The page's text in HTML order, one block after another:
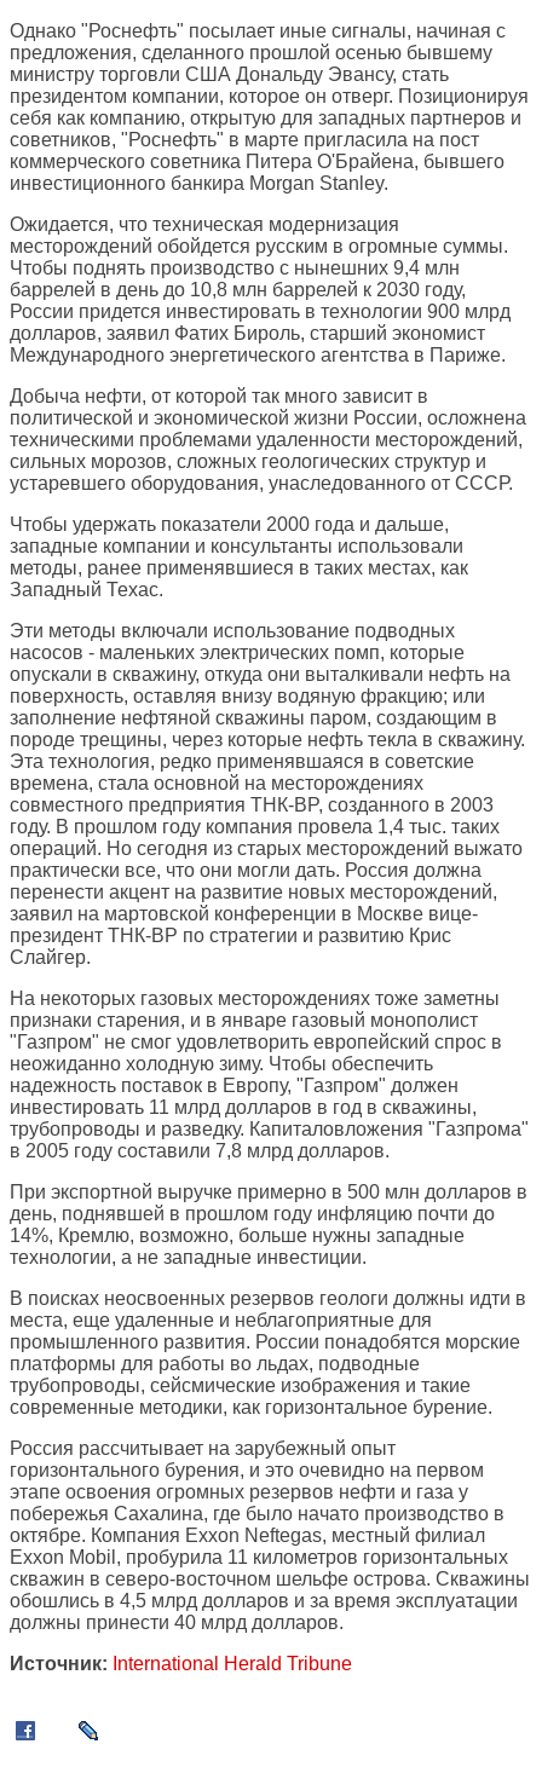
Однако "Роснефть" посылает иные сигналы, начиная с
предложения, сделанного прошлой осенью бывшему
министру торговли США Дональду Эвансу, стать
президентом компании, которое он отверг. Позиционируя
себя как компанию, открытую для западных партнеров и
советников, "Роснефть" в марте пригласила на пост
коммерческого советника Питера О'Брайена, бывшего
инвестиционного банкира Morgan Stanley.
Ожидается, что техническая модернизация
месторождений обойдется русским в огромные суммы.
Чтобы поднять производство с нынешних 9,4 млн
баррелей в день до 10,8 млн баррелей к 2030 году,
России придется инвестировать в технологии 900 млрд
долларов, заявил Фатих Бироль, старший экономист
Международного энергетического агентства в Париже.
Добыча нефти, от которой так много зависит в
политической и экономической жизни России, осложнена
техническими проблемами удаленности месторождений,
сильных морозов, сложных геологических структур и
устаревшего оборудования, унаследованного от СССР.
Чтобы удержать показатели 2000 года и дальше,
западные компании и консультанты использовали
методы, ранее применявшиеся в таких местах, как
Западный Техас.
Эти методы включали использование подводных
насосов - маленьких электрических помп, которые
опускали в скважину, откуда они выталкивали нефть на
поверхность, оставляя внизу водяную фракцию; или
заполнение нефтяной скважины паром, создающим в
породе трещины, через которые нефть текла в скважину.
Эта технология, редко применявшаяся в советские
времена, стала основной на месторождениях
совместного предприятия ТНК-BP, созданного в 2003
году. В прошлом году компания провела 1,4 тыс. таких
операций. Но сегодня из старых месторождений выжато
практически все, что они могли дать. Россия должна
перенести акцент на развитие новых месторождений,
заявил на мартовской конференции в Москве вице-
президент ТНК-BP по стратегии и развитию Крис
Слайгер.
На некоторых газовых месторождениях тоже заметны
признаки старения, и в январе газовый монополист
"Газпром" не смог удовлетворить европейский спрос в
неожиданно холодную зиму. Чтобы обеспечить
надежность поставок в Европу, "Газпром" должен
инвестировать 11 млрд долларов в год в скважины,
трубопроводы и разведку. Капиталовложения "Газпрома"
в 2005 году составили 7,8 млрд долларов.
При экспортной выручке примерно в 500 млн долларов в
день, поднявшей в прошлом году инфляцию почти до
14%, Кремлю, возможно, больше нужны западные
технологии, а не западные инвестиции.
В поисках неосвоенных резервов геологи должны идти в
места, еще удаленные и неблагоприятные для
промышленного развития. России понадобятся морские
платформы для работы во льдах, подводные
трубопроводы, сейсмические изображения и такие
современные методики, как горизонтальное бурение.
Россия рассчитывает на зарубежный опыт
горизонтального бурения, и это очевидно на первом
этапе освоения огромных резервов нефти и газа у
побережья Сахалина, где было начато производство в
октябре. Компания Exxon Neftegas, местный филиал
Exxon Mobil, пробурила 11 километров горизонтальных
скважин в северо-восточном шельфе острова. Скважины
обошлись в 4,5 млрд долларов и за время эксплуатации
должны принести 40 млрд долларов.
Источник: International Herald Tribune